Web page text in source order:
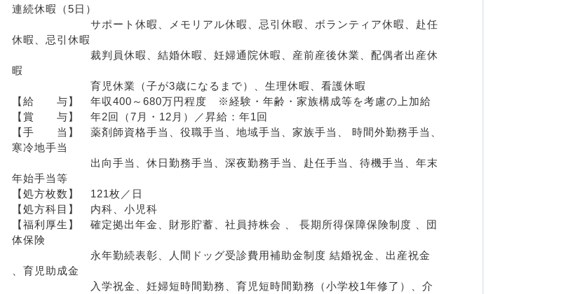
連続休暇（5日）
サポート休暇、メモリアル休暇、忌引休暇、ボランティア休暇、赴任
休暇、忌引休暇
裁判員休暇、結婚休暇、妊婦通院休暇、産前産後休業、配偶者出産休
暇
育児休業（子が3歳になるまで）、生理休暇、看護休暇
【給　　与】　年収400～680万円程度　※経験・年齢・家族構成等を考慮の上加給
【賞　　与】　年2回（7月・12月）／昇給：年1回
【手　　当】　薬剤師資格手当、役職手当、地域手当、家族手当、 時間外勤務手当、
寒冷地手当
出向手当、休日勤務手当、深夜勤務手当、赴任手当、待機手当、年末
年始手当等
【処方枚数】　121枚／日
【処方科目】　内科、小児科
【福利厚生】　確定拠出年金、財形貯蓄、社員持株会 、 長期所得保障保険制度 、団
体保険
永年勤続表彰、人間ドッグ受診費用補助金制度 結婚祝金、出産祝金
、育児助成金
入学祝金、妊婦短時間勤務、育児短時間勤務（小学校1年修了）、介